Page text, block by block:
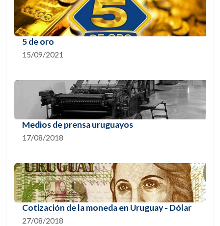
5 de oro
15/09/2021
Medios de prensa uruguayos
17/08/2018
Cotización de la moneda en Uruguay - Dólar
27/08/2018